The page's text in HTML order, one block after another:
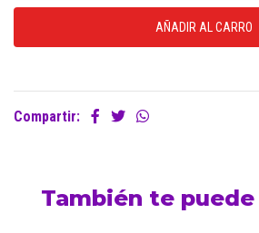
Compartir:
También te